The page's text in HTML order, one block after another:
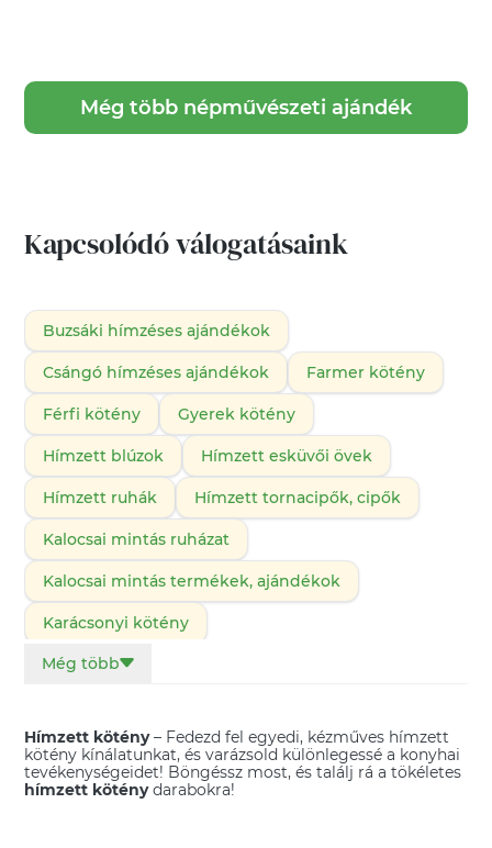
Még több népművészeti ajándék
Kapcsolódó válogatásaink
Buzsáki hímzéses ajándékok
Csángó hímzéses ajándékok Farmer kötény
Férfi kötény Gyerek kötény
Hímzett blúzok Hímzett esküvői övek
Hímzett ruhák Hímzett tornacipők, cipők
Kalocsai mintás ruházat
Kalocsai mintás termékek, ajándékok
Karácsonyi kötény
Kunsági hímzéses ajándékok
Matyó mintás ruhák, ruhadarabok
Matyó termékek, ajándékok
Még több
Hímzett kötény– Fedezd fel egyedi, kézműves hímzett
kötény kínálatunkat, és varázsold különlegessé a konyhai
tevékenységeidet! Böngéssz most, és találj rá a tökéletes
hímzett köténydarabokra!